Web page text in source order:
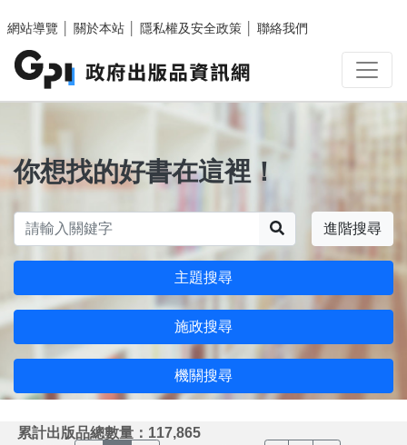
網站導覽
關於本站 隱私權及安全政策 聯絡我們
你想找的好書在這裡！
進階搜尋
主題搜尋
施政搜尋
機關搜尋
累計出版品總數量：117,865